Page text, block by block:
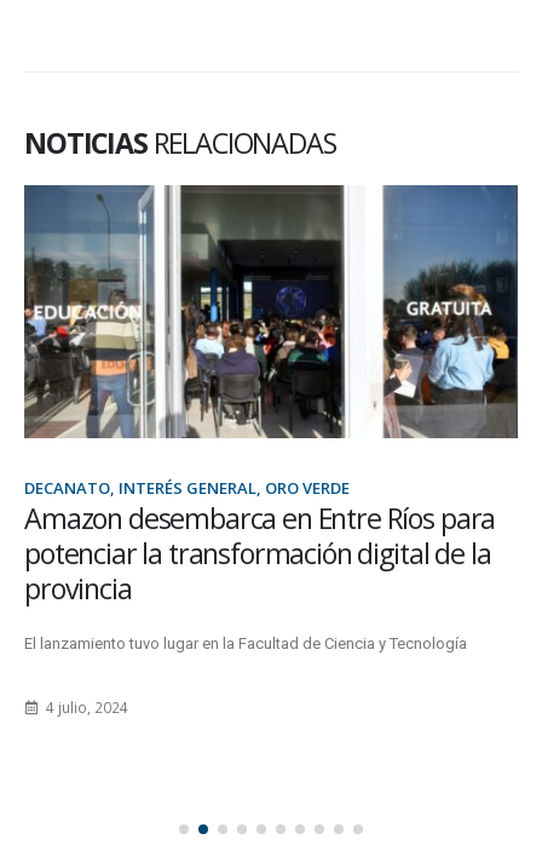
NOTICIAS RELACIONADAS
DECANATO, INTERÉS GENERAL, ORO VERDE
Amazon desembarca en Entre Ríos para
potenciar la transformación digital de la
provincia
El lanzamiento tuvo lugar en la Facultad de Ciencia y Tecnología
4 julio, 2024